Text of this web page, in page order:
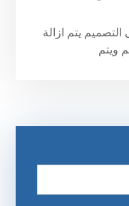
التصميم يتم ازالة
ويتم